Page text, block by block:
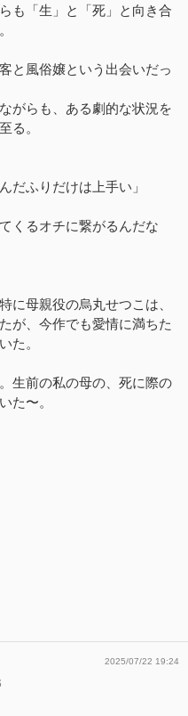
も「生」と「死」と向き合
と風俗嬢という出会いだっ
がらも、ある劇的な状況を
る。
だふりだけは上手い」
くるオチに繋がるんだな
に母親役の烏丸せつこは、
が、今作でも愛情に満ちた
た。
生前の私の母の、死に際の
た〜。
2025/07/22 19:24